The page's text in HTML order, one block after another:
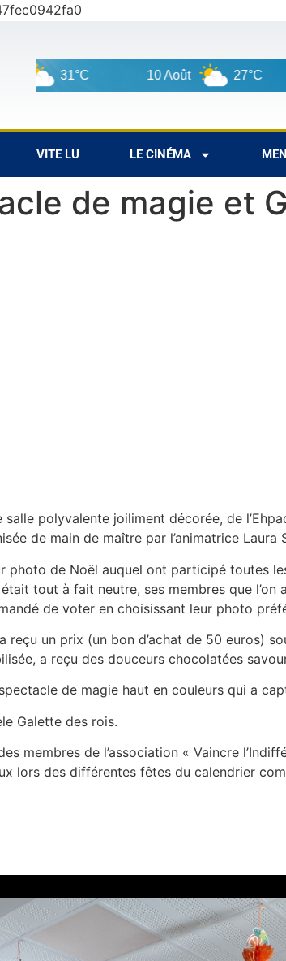
31°C 10 Août 27°C
VITE LU LE CINÉMA
de magie et
polyvalente joiliment décorée, de
de main de maître par l’animatrice Laura
photo de Noël auquel ont participé toutes
tout à fait neutre, ses membres que
de voter en choisissant leur photo
reçu un prix (un bon d’achat de 50 euros)
a reçu des douceurs chocolatées
de magie haut en couleurs qui a
Galette des rois.
membres de l’association « Vaincre
lors des différentes fêtes du calendrier